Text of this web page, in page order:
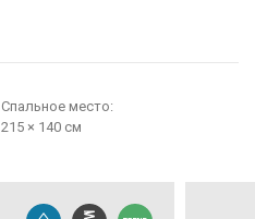
Cпальное место:
215 × 140 см